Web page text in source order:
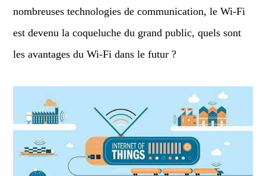
nombreuses technologies de communication, le Wi-Fi
est devenu la coqueluche du grand public, quels sont
les avantages du Wi-Fi dans le futur ?